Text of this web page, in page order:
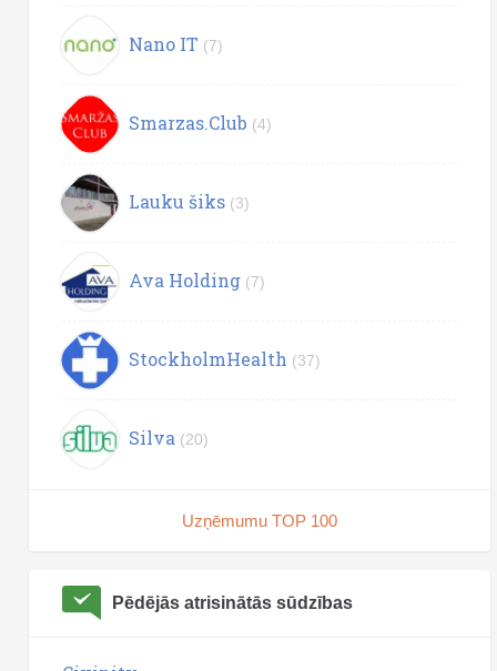
Nano IT (7)
Smarzas.Club (4)
Lauku šiks (3)
Ava Holding (7)
StockholmHealth (37)
Silva (20)
Uzņēmumu TOP 100
Pēdējās atrisinātās sūdzības